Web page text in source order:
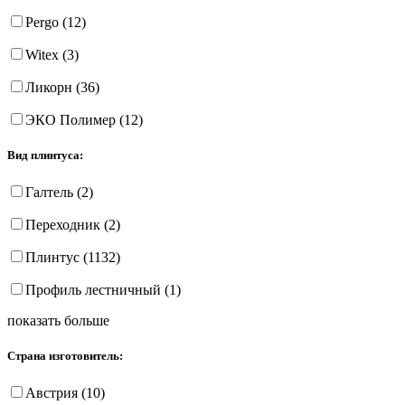
Pergo (12)
Witex (3)
Ликорн (36)
ЭКО Полимер (12)
Вид плинтуса:
Галтель (2)
Переходник (2)
Плинтус (1132)
Профиль лестничный (1)
показать больше
Страна изготовитель:
Австрия (10)